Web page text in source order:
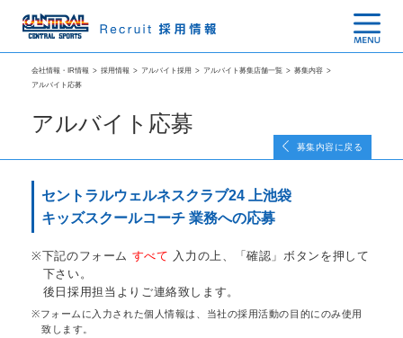
会社情報・IR情報 > 採用情報 > アルバイト採用 > アルバイト募集店舗一覧 > 募集内容 >
アルバイト応募
アルバイト応募
募集内容に戻る
セントラルウェルネスクラブ24 上池袋
キッズスクールコーチ 業務への応募
下記のフォーム すべて 入力の上、「確認」ボタンを押して
下さい。
後日採用担当よりご連絡致します。
フォームに入力された個人情報は、当社の採用活動の目的にのみ使用
致します。